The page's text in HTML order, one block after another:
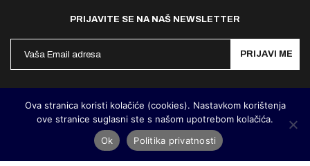
PRIJAVITE SE NA NAŠ NEWSLETTER
PRIJAVI ME
MarieClaire Hrvatska 2026. Designed and developed by Cubes
Ova stranica koristi kolačiće (cookies). Nastavkom korištenja
ove stranice suglasni ste s našom upotrebom kolačića.
Ok
Politika privatnosti